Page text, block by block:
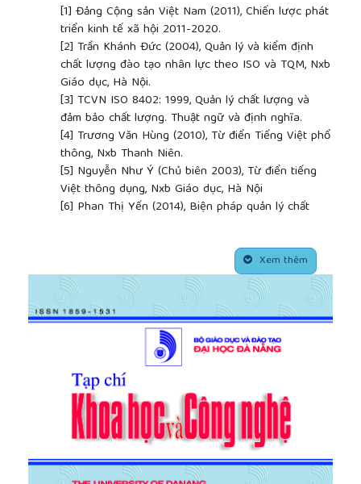
[1] Đảng Cộng sản Việt Nam (2011), Chiến lược phát
triển kinh tế xã hội 2011-2020.
[2] Trần Khánh Đức (2004), Quản lý và kiểm định
chất lượng đào tạo nhân lực theo ISO và TQM, Nxb
Giáo dục, Hà Nội.
[3] TCVN ISO 8402: 1999, Quản lý chất lượng và
đảm bảo chất lượng. Thuật ngữ và định nghĩa.
[4] Trương Văn Hùng (2010), Từ điển Tiếng Việt phổ
thông, Nxb Thanh Niên.
[5] Nguyễn Như Ý (Chủ biên 2003), Từ điển tiếng
Việt thông dụng, Nxb Giáo dục, Hà Nội
[6] Phan Thị Yến (2014), Biện pháp quản lý chất
học Ngoại ngữ - ĐHĐN, Luận văn Thạc sĩ chuyên
ngành Quản lý Giáo dục, Đại học Đà Nẵng.
[7]F.W.Taylor (1947), Scientific Management:
Comprising shop management, the principles of
scientific management and testimony before the
special house committee, Publisher: Harper
Juran, J. M., & Gryna, F. M. Juran's Quality Control
[9](4 ed.). New York: McGraw-Hill, 1988
[10]http://iso.hufi.vn/
[11]http://nangsuatchatluong.quatest3.com.vn/
Xem thêm